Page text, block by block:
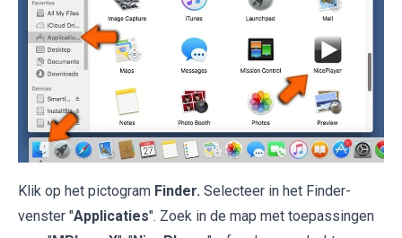
Klik op het pictogram Finder. Selecteer in het Finder-
venster "Applicaties". Zoek in de map met toepassingen